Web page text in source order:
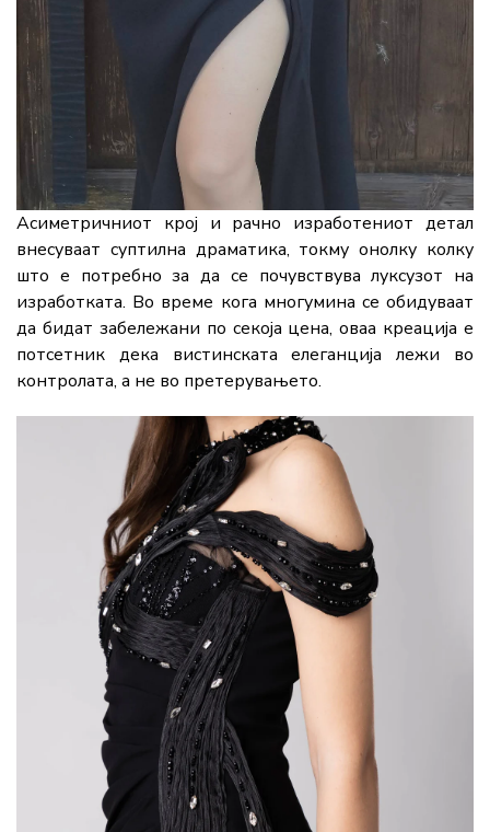
Асиметричниот крој и рачно изработениот детал
внесуваат суптилна драматика, токму онолку колку
што е потребно за да се почувствува луксузот на
изработката. Во време кога многумина се обидуваат
да бидат забележани по секоја цена, оваа креација е
потсетник дека вистинската елеганција лежи во
контролата, а не во претерувањето.